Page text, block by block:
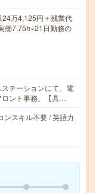
万4,125円＋残業代
働7.75h×21日勤務の
テーションにて、電
ロント事務。【具…
ンスキル不要 / 英語力